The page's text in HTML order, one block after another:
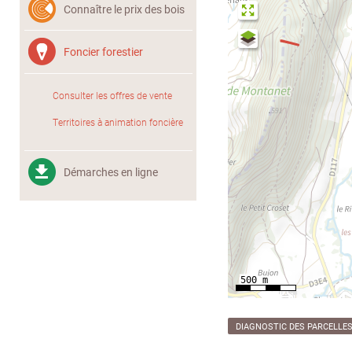
Connaître le prix des bois
Foncier forestier
Consulter les offres de vente
Territoires à animation foncière
Démarches en ligne
DIAGNOSTIC DES PARCELLES